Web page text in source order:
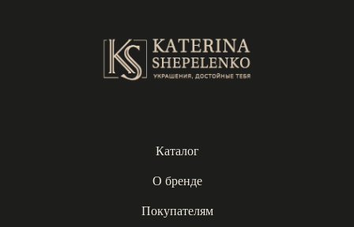
Каталог
О бренде
Покупателям